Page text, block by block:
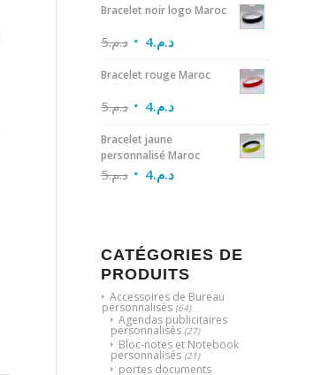
Bracelet noir logo Maroc
د.م.5 د.م.4
Bracelet rouge Maroc
د.م.5 د.م.4
Bracelet jaune
personnalisé Maroc
د.م.5 د.م.4
CATÉGORIES DE
PRODUITS
Accessoires de Bureau
personnalisés (64)
Agendas publicitaires
personnalisés (27)
Bloc-notes et Notebook
personnalisés (21)
portes documents